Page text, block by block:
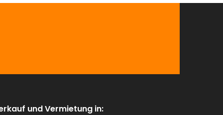
und Vermietung in: